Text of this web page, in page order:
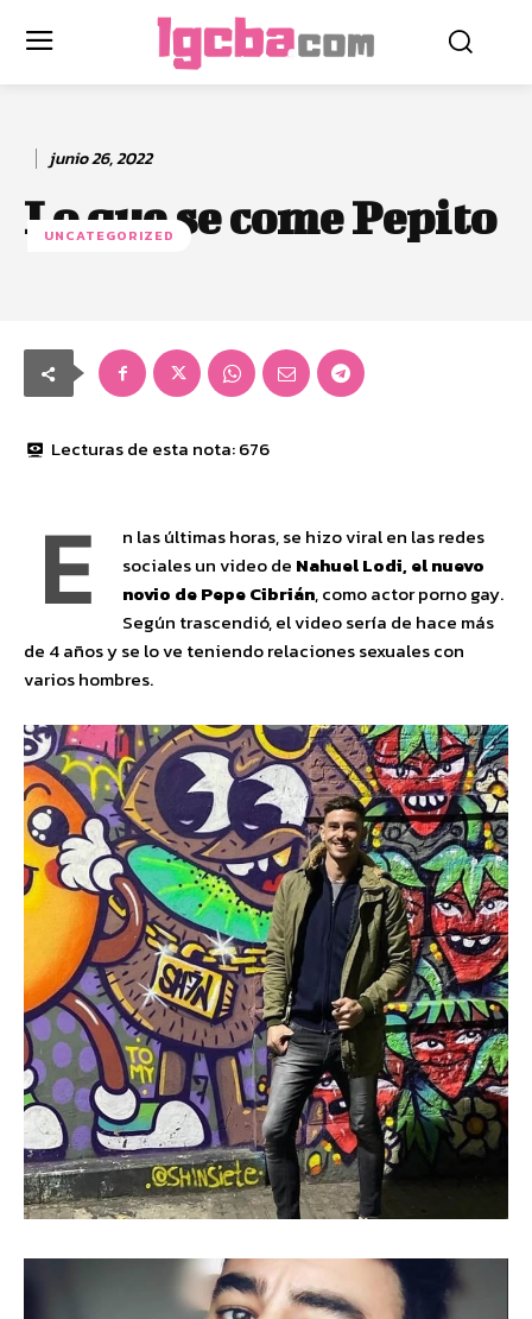
junio 26, 2022
Lo que se come Pepito
UNCATEGORIZED
Lecturas de esta nota:676
E
n las últimas horas, se hizo viral en las redes
sociales un video de Nahuel Lodi,el nuevo
novio dePepe Cibrián, como actor porno gay.
Según trascendió, el video sería de hace más
de 4 años y se lo ve teniendo relaciones sexuales con
varios hombres.